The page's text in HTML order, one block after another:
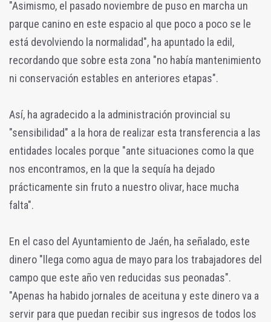
"Asimismo, el pasado noviembre de puso en marcha un
parque canino en este espacio al que poco a poco se le
está devolviendo la normalidad", ha apuntado la edil,
recordando que sobre esta zona "no había mantenimiento
ni conservación estables en anteriores etapas".
Así, ha agradecido a la administración provincial su
"sensibilidad" a la hora de realizar esta transferencia a las
entidades locales porque "ante situaciones como la que
nos encontramos, en la que la sequía ha dejado
prácticamente sin fruto a nuestro olivar, hace mucha
falta".
En el caso del Ayuntamiento de Jaén, ha señalado, este
dinero "llega como agua de mayo para los trabajadores del
campo que este año ven reducidas sus peonadas".
"Apenas ha habido jornales de aceituna y este dinero va a
servir para que puedan recibir sus ingresos de todos los